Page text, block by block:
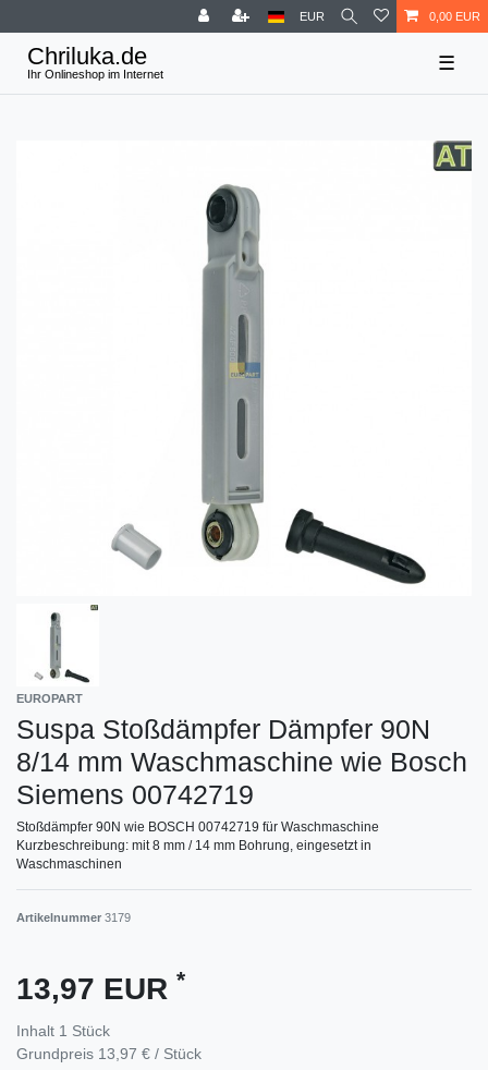
EUR 0,00 EUR
☰
EUROPART
Suspa Stoßdämpfer Dämpfer 90N
8/14 mm Waschmaschine wie Bosch
Siemens 00742719
Stoßdämpfer 90N wie BOSCH 00742719 für Waschmaschine
Kurzbeschreibung: mit 8 mm / 14 mm Bohrung, eingesetzt in
Waschmaschinen
Artikelnummer 3179
13,97 EUR *
Inhalt 1 Stück
Grundpreis 13,97 € / Stück